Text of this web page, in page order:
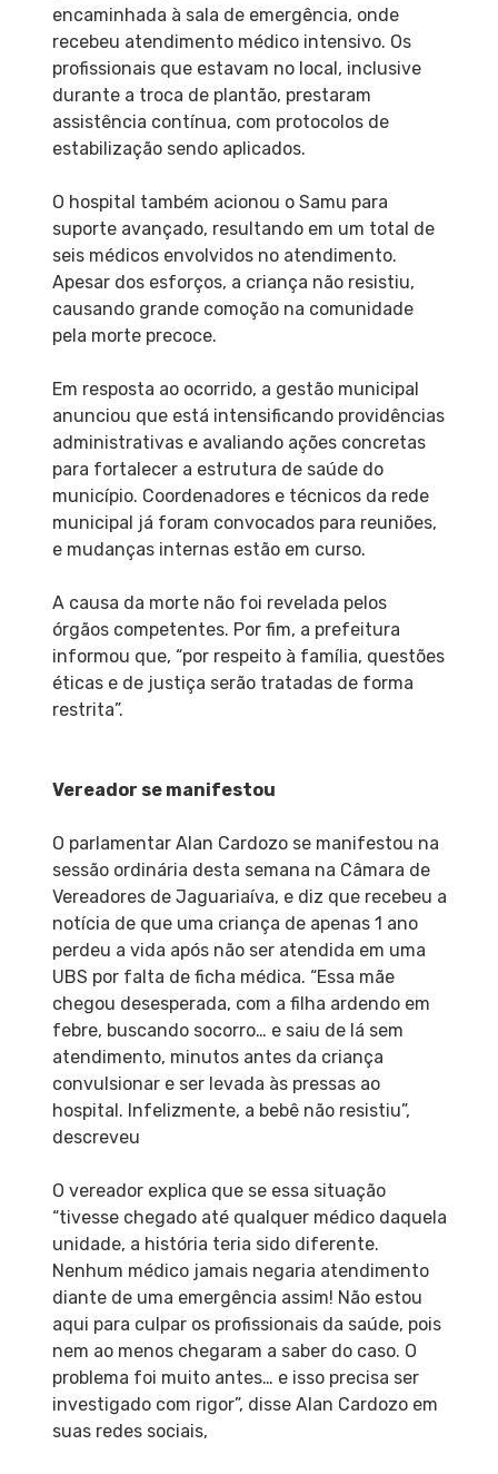
encaminhada à sala de emergência, onde
recebeu atendimento médico intensivo. Os
profissionais que estavam no local, inclusive
durante a troca de plantão, prestaram
assistência contínua, com protocolos de
estabilização sendo aplicados.
O hospital também acionou o Samu para
suporte avançado, resultando em um total de
seis médicos envolvidos no atendimento.
Apesar dos esforços, a criança não resistiu,
causando grande comoção na comunidade
pela morte precoce.
Em resposta ao ocorrido, a gestão municipal
anunciou que está intensificando providências
administrativas e avaliando ações concretas
para fortalecer a estrutura de saúde do
município. Coordenadores e técnicos da rede
municipal já foram convocados para reuniões,
e mudanças internas estão em curso.
A causa da morte não foi revelada pelos
órgãos competentes. Por fim, a prefeitura
informou que, “por respeito à família, questões
éticas e de justiça serão tratadas de forma
restrita”.
Vereador se manifestou
O parlamentar Alan Cardozo se manifestou na
sessão ordinária desta semana na Câmara de
Vereadores de Jaguariaíva, e diz que recebeu a
notícia de que uma criança de apenas 1 ano
perdeu a vida após não ser atendida em uma
UBS por falta de ficha médica. “Essa mãe
chegou desesperada, com a filha ardendo em
febre, buscando socorro… e saiu de lá sem
atendimento, minutos antes da criança
convulsionar e ser levada às pressas ao
hospital. Infelizmente, a bebê não resistiu”,
descreveu
O vereador explica que se essa situação
“tivesse chegado até qualquer médico daquela
unidade, a história teria sido diferente.
Nenhum médico jamais negaria atendimento
diante de uma emergência assim! Não estou
aqui para culpar os profissionais da saúde, pois
nem ao menos chegaram a saber do caso. O
problema foi muito antes… e isso precisa ser
investigado com rigor”, disse Alan Cardozo em
suas redes sociais,